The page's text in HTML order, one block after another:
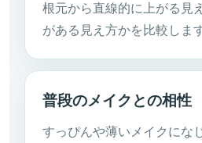
根元から直線的に上がる見
がある見え方かを比較します
普段のメイクとの相性
すっぴんや薄いメイクにな